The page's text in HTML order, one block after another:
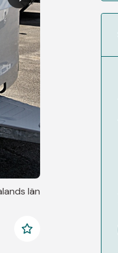
län